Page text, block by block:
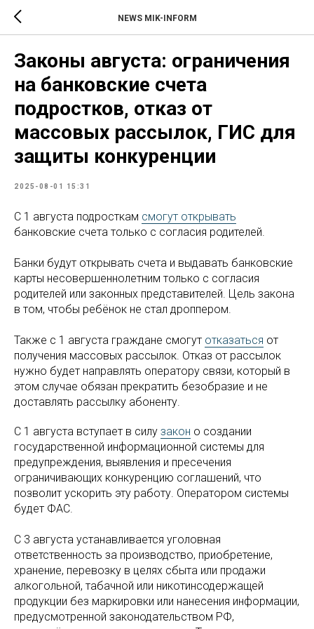
NEWS MIK-INFORM
Законы августа: ограничения
на банковские счета
подростков, отказ от
массовых рассылок, ГИС для
защиты конкуренции
2025-08-01 15:31
С 1 августа подросткам смогут открывать
банковские счета только с согласия родителей.
Банки будут открывать счета и выдавать банковские
карты несовершеннолетним только с согласия
родителей или законных представителей. Цель закона
в том, чтобы ребёнок не стал дроппером.
Также с 1 августа граждане смогут отказаться от
получения массовых рассылок. Отказ от рассылок
нужно будет направлять оператору связи, который в
этом случае обязан прекратить безобразие и не
доставлять рассылку абоненту.
С 1 августа вступает в силу закон о создании
государственной информационной системы для
предупреждения, выявления и пресечения
ограничивающих конкуренцию соглашений, что
позволит ускорить эту работу. Оператором системы
будет ФАС.
С 3 августа устанавливается уголовная
ответственность за производство, приобретение,
хранение, перевозку в целях сбыта или продажи
алкогольной, табачной или никотинсодержащей
продукции без маркировки или нанесения информации,
предусмотренной законодательством РФ,